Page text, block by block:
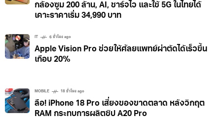
กล้องซูม 200 ล้าน, AI, ชาร์จไว และใช้ 5G ในไทยได้
เคาะราคาเริ่ม 34,990 บาท
6 ชั่วโมง ago
Apple Vision Pro ช่วยให้ศัลยแพทย์ผ่าตัดได้เร็วขึ้น
เกือบ 20%
MOBILE 18 ชั่วโมง ago
ลือ! iPhone 18 Pro เสี่ยงของขาดตลาด หลังวิกฤต
RAM กระทบการผลิตชิป A20 Pro